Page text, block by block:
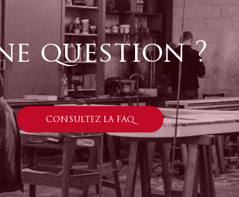
question ?
CONSULTEZ LA FAQ